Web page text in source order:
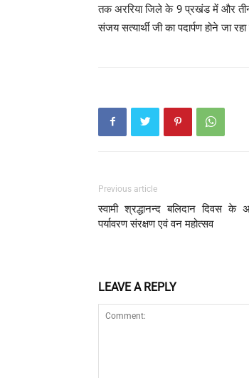
तक अररिया जिले के 9 प्रखंड में और तीन
संजय सत्यार्थी जी का पदार्पण होने जा
Previous article
स्वामी श्रद्धानन्द बलिदान दिवस के
पर्यावरण संरक्षण एवं वन महोत्सव
LEAVE A REPLY